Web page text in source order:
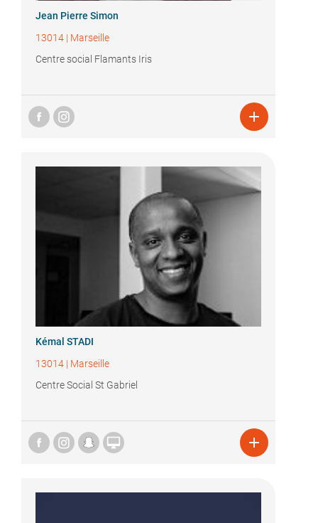
Jean Pierre Simon
13014 | Marseille
Centre social Flamants Iris

Kémal STADI
13014 | Marseille
Centre Social St Gabriel
 